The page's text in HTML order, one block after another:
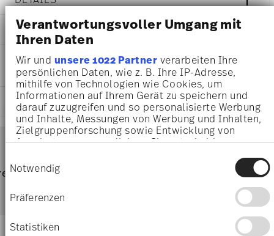
Verantwortungsvoller Umgang mit
Ihren Daten
Wir und unsere 1022 Partnerverarbeiten Ihre
persönlichen Daten, wie z. B. Ihre IP-Adresse,
mithilfe von Technologien wie Cookies, um
Informationen auf Ihrem Gerät zu speichern und
darauf zuzugreifen und so personalisierte Werbung
und Inhalte, Messungen von Werbung und Inhalten,
Zielgruppenforschung sowie Entwicklung von
Angeboten zu ermöglichen. Sie entscheiden
Sie können Ihre Einwilligung jederzeit über die
Cookie-Erklärung oder durch Klicken auf das
Privacy Trigger Symbol ändern oder widerrufen
Informationen über Ihre geografische Lage
Notwendig
Präferenzen
Statistiken
Rosenthal
Sonetto
Oro
Porcelaine
Oro
10600-405232-10857
4012438586700
DE
2025
Rond
DIMENSIONS
16,90 cm
16,90 cm
1,90 cm
243 gr
13 gr
256 gr
0,3890 dm³
INSTRUCTIONS D'ENTRETIEN ET DE
SÉCURITÉ
Résistance au lave-vaisselle
Sans danger pour le contact
EXPÉDITION ET RETOURS
Footer
Services